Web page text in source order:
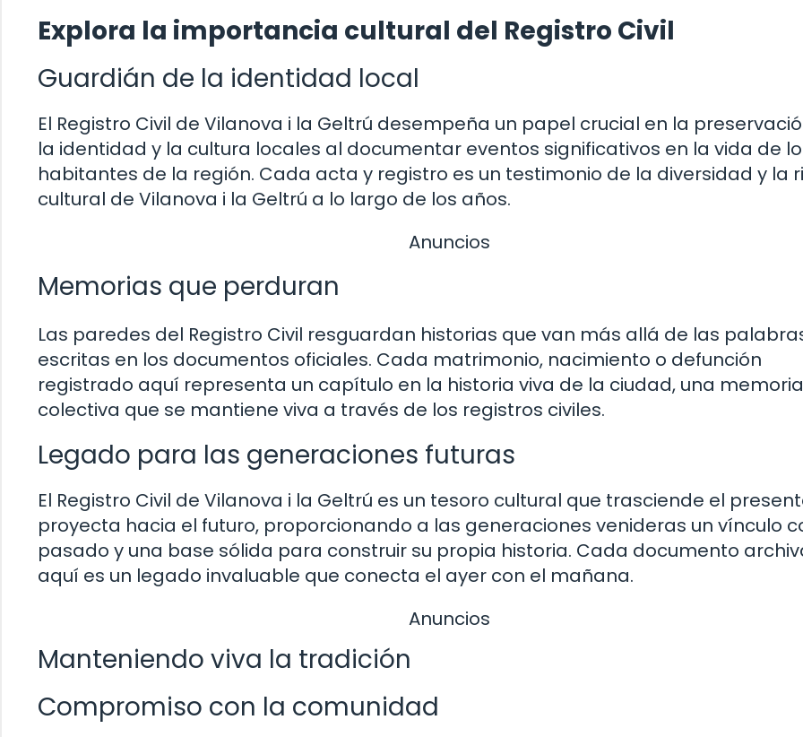
Explora la importancia cultural del Registro Civil
Guardián de la identidad local
El Registro Civil de Vilanova i la Geltrú desempeña un papel crucial en la
la identidad y la cultura locales al documentar eventos significativos en la vida de
habitantes de la región. Cada acta y registro es un testimonio de la diversidad y la
cultural de Vilanova i la Geltrú a lo largo de los años.
Anuncios
Memorias que perduran
Las paredes del Registro Civil resguardan historias que van más allá de las
escritas en los documentos oficiales. Cada matrimonio, nacimiento o defunción
registrado aquí representa un capítulo en la historia viva de la ciudad, una memoria
colectiva que se mantiene viva a través de los registros civiles.
Legado para las generaciones futuras
El Registro Civil de Vilanova i la Geltrú es un tesoro cultural que trasciende el
proyecta hacia el futuro, proporcionando a las generaciones venideras un vínculo
pasado y una base sólida para construir su propia historia. Cada documento
aquí es un legado invaluable que conecta el ayer con el mañana.
Anuncios
Manteniendo viva la tradición
Compromiso con la comunidad